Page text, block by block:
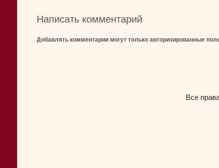
Написать комментарий
Добавлять комментарии могут только авторизированные
Все